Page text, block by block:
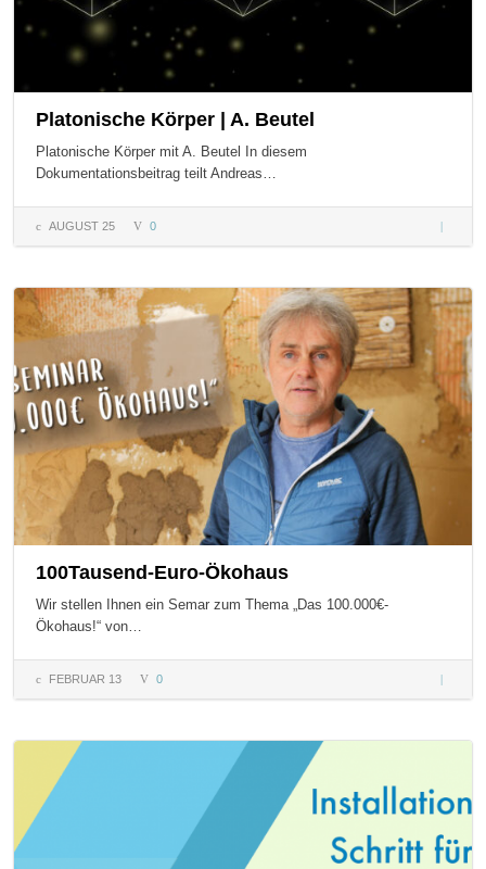
Platonische Körper | A. Beutel
Platonische Körper mit A. Beutel In diesem
Dokumentationsbeitrag teilt Andreas…
AUGUST 25 0
Körper
100Tausend-Euro-Ökohaus
Wir stellen Ihnen ein Semar zum Thema „Das 100.000€-
Ökohaus!“ von…
FEBRUAR 13 0
Euro-